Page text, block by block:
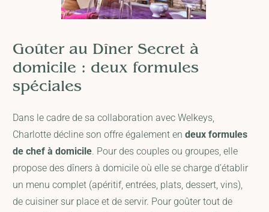
Goûter au Dîner Secret à
domicile : deux formules
spéciales
Dans le cadre de sa collaboration avec Welkeys,
Charlotte décline son offre également endeux formules
de chef à domicile. Pour des couples ou groupes, elle
propose des dîners à domicile où elle se charge d’établir
un menu complet (apéritif, entrées, plats, dessert, vins),
de cuisiner sur place et de servir. Pour goûter tout de